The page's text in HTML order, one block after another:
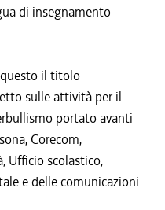
di insegnamento
il titolo
sulle attività per il
portato avanti
Corecom,
Ufficio scolastico,
e delle comunicazioni